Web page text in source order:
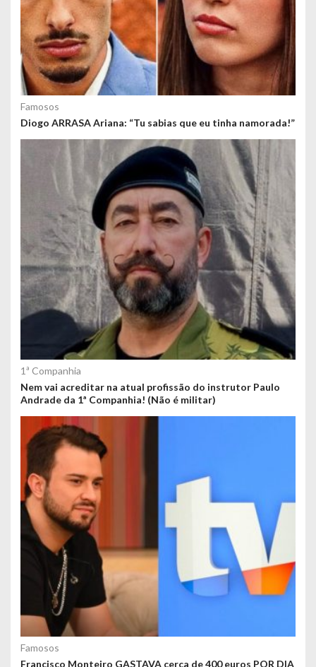
Famosos
Diogo ARRASA Ariana: “Tu sabias que eu tinha namorada!”
1ª Companhia
Nem vai acreditar na atual profissão do instrutor Paulo
Andrade da 1ª Companhia! (Não é militar)
Famosos
Francisco Monteiro GASTAVA cerca de 400 euros POR DIA